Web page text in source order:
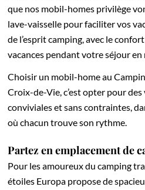
que nos mobil-homes privilège
lave-vaisselle pour faciliter vos
de l’esprit camping, avec le
vacances pendant votre séjour
Choisir un mobil-home au
Croix-de-Vie, c’est opter pour des
conviviales et sans contraintes,
où chacun trouve son rythme.
Partez en emplacement de
Pour les amoureux du camping
étoiles Europa propose de